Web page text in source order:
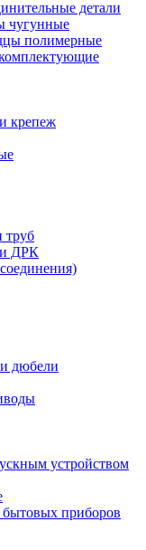
детали
чугунные
полимерные
крепеж
труб
ДРК
дюбели
устройством
приборов